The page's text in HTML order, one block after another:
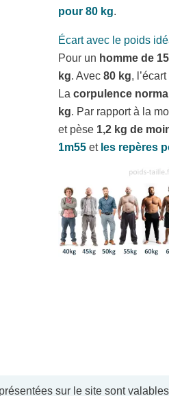
pour 80 kg.
Écart avec le poids
Pour un homme de
kg. Avec 80 kg,
La corpulence
kg. Par rapport à la
et pèse 1,2 kg de
1m55 et les repères
sur le site sont